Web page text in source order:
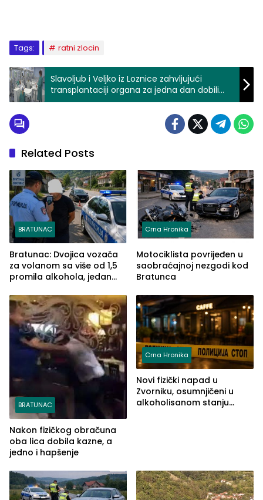
Tags: ratni zlocin
Slavoljub i Veljko iz Loznice zahvljujući
transplantaciji organa za jedna dan dobili
produžetak života
Related Posts
BRATUNAC
Bratunac: Dvojica vozača
za volanom sa više od 1,5
promila alkohola, jedan
Crna Hronika
Motociklista povrijeđen u
saobraćajnoj nezgodi kod
Bratunca
BRATUNAC
Nakon fizičkog obračuna
oba lica dobila kazne, a
jedno i hapšenje
Crna Hronika
Novi fizički napad u
Zvorniku, osumnjičeni u
alkoholisanom stanju